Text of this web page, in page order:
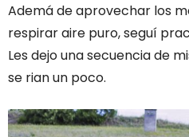
Ademá de aprovechar los
respirar aire puro, seguí
Les dejo una secuencia de
se rian un poco.